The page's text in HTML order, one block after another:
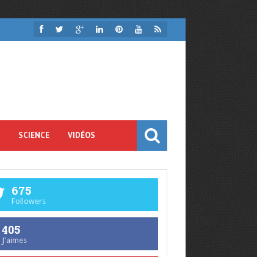
SCIENCE VIDÉOS
675
Followers
405
J'aimes